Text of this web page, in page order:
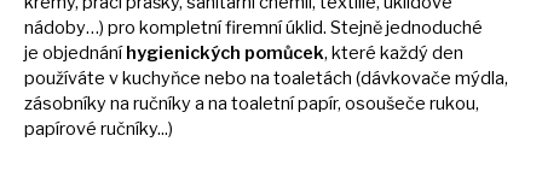
nádoby…) pro kompletní firemní úklid. Stejně jednoduché
je objednáníhygienických pomůcek, které každý den
používáte vkuchyňce nebo na toaletách (dávkovače mýdla,
zásobníkyna ručníkya na toaletní papír, osoušeče rukou,
papírové ručníky...)